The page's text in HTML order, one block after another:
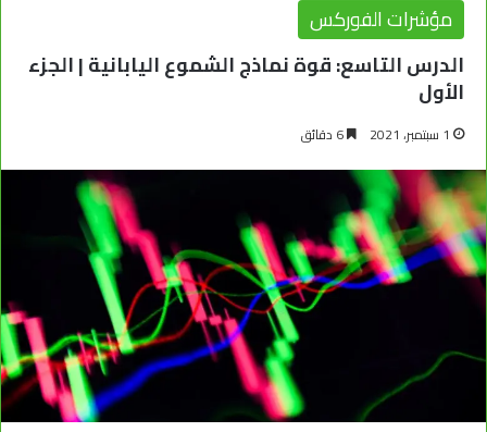
مؤشرات الفوركس
الدرس التاسع: قوة نماذج الشموع اليابانية | الجزء
الأول
1 سبتمبر، 2021